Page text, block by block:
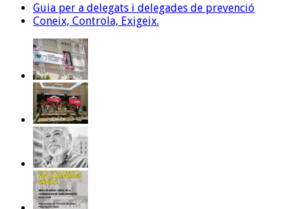
Guia per a delegats i delegades de prevenció
Coneix, Controla, Exigeix.